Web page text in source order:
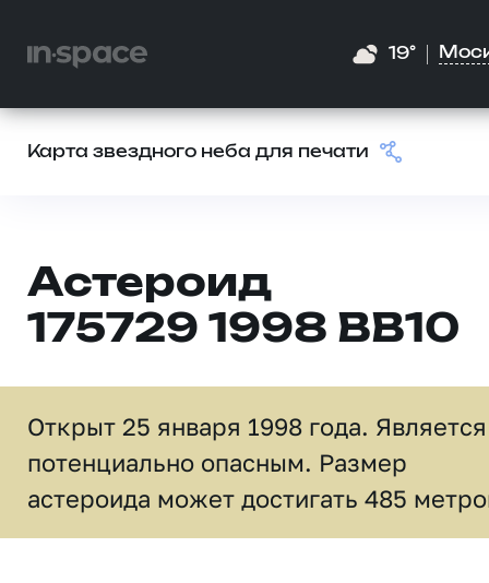
19°
Карта звездного неба для печати
Астероид
175729 1998 BB10
Открыт 25 января 1998 года. Является
потенциально опасным. Размер
астероида может достигать 485